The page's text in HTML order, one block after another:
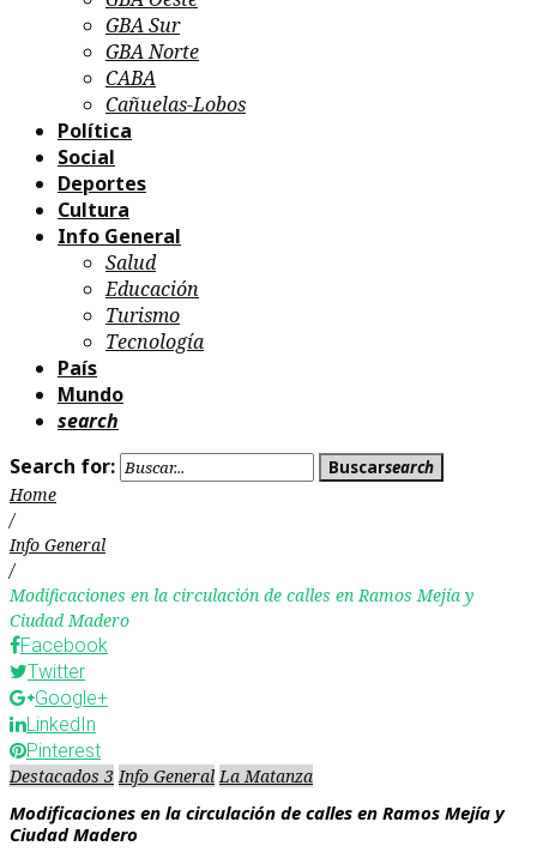
GBA Sur
GBA Norte
CABA
Cañuelas-Lobos
Política
Social
Deportes
Cultura
Info General
Salud
Educación
Turismo
Tecnología
País
Mundo
search
Search for:
Buscarsearch
Home
/
Info General
/
Modificaciones en la circulación de calles en Ramos Mejía y
Ciudad Madero
Facebook
Twitter
Google+
LinkedIn
Pinterest
Destacados 3 Info General La Matanza
Modificaciones en la circulación de calles en Ramos Mejía y
Ciudad Madero